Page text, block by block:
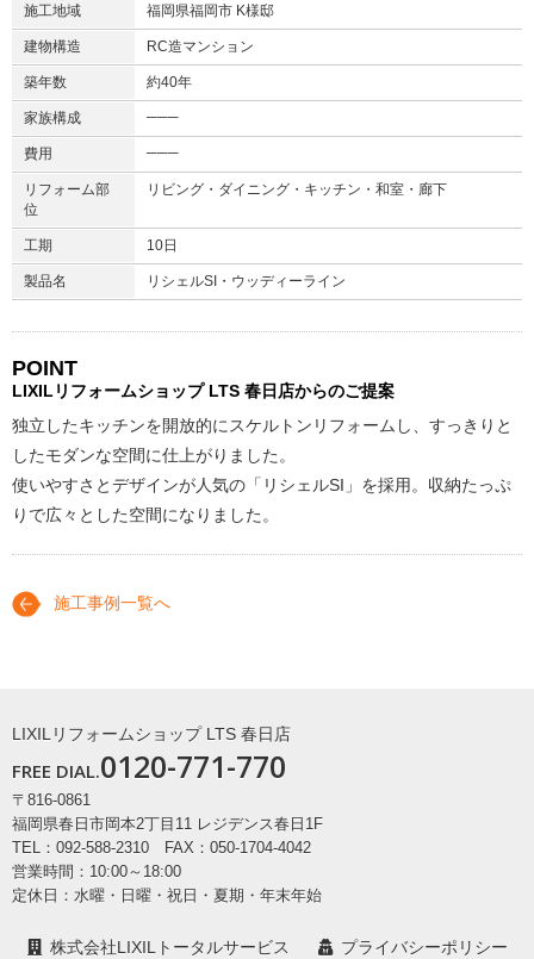
施工地域 福岡県福岡市 K様邸
建物構造 RC造マンション
築年数 約40年
家族構成 ───
費用 ───
リフォーム部
位
リビング・ダイニング・キッチン・和室・廊下
工期 10日
製品名 リシェルSI・ウッディーライン
POINT
LIXILリフォームショップ LTS 春日店からのご提案
独立したキッチンを開放的にスケルトンリフォームし、すっきりと
したモダンな空間に仕上がりました。
使いやすさとデザインが人気の「リシェルSI」を採用。収納たっぷ
りで広々とした空間になりました。
施工事例一覧へ
LIXILリフォームショップ LTS 春日店
FREE DIAL.0120-771-770
〒816-0861
福岡県春日市岡本2丁目11 レジデンス春日1F
TEL：092-588-2310 FAX：050-1704-4042
営業時間：10:00～18:00
定休日：水曜・日曜・祝日・夏期・年末年始
株式会社LIXILトータルサービス プライバシーポリシー